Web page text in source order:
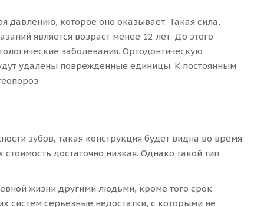
давлению, которое оно оказывает. Такая сила,
является возраст менее 12 лет. До этого
заболевания. Ортодонтическую
удалены поврежденные единицы. К постоянным
зубов, такая конструкция будет видна во время
достаточно низкая. Однако такой тип
жизни другими людьми, кроме того срок
систем серьезные недостатки, с которыми не